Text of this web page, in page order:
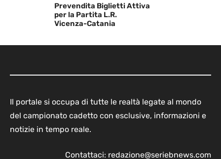
Prevendita Biglietti Attiva
per la Partita L.R.
Vicenza-Catania
Il portale si occupa di tutte le realtà legate al mondo
del campionato cadetto con esclusive, informazioni e
notizie in tempo reale.
Contattaci: redazione@seriebnews.com